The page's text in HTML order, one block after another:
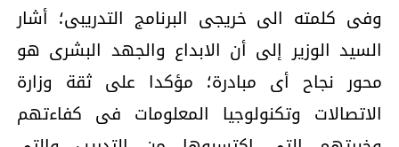
وفى كلمته الى خريجى البرنامج التدريبى؛ أشار
السيد الوزير إلى أن الابداع والجهد البشرى هو
محور نجاح أى مبادرة؛ مؤكدا على ثقة وزارة
الاتصالات وتكنولوجيا المعلومات فى كفاءتهم